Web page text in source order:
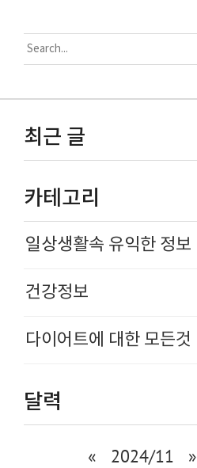
최근 글
카테고리
일상생활속 유익한 정보
건강정보
다이어트에 대한 모든것
달력
« 2024/11 »